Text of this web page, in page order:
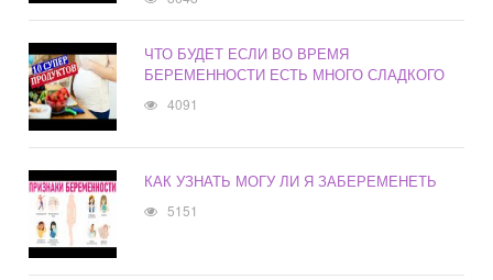
ЧТО БУДЕТ ЕСЛИ ВО ВРЕМЯ
БЕРЕМЕННОСТИ ЕСТЬ МНОГО СЛАДКОГО
4091
КАК УЗНАТЬ МОГУ ЛИ Я ЗАБЕРЕМЕНЕТЬ
5151